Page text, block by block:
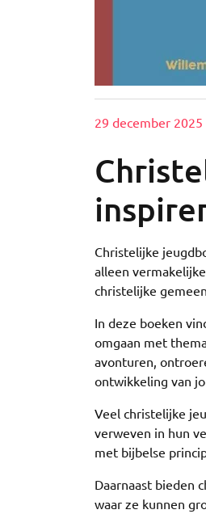
Geplaatst
29 december 2025
Christelijke
alleen
christelijke
In deze boeken
omgaan met
avonturen,
ontwikkeling van
Veel christelijke
verweven in hun
met bijbelse
Daarnaast bieden
waar ze kunnen